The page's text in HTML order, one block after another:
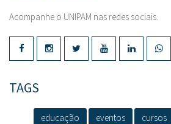
Acompanhe o UNIPAM nas redes sociais.
TAGS
educação eventos cursos